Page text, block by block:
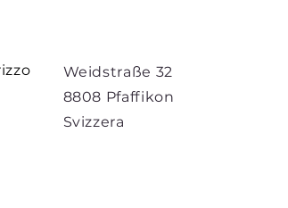
Weidstraße 32
8808 Pfaffikon
Svizzera